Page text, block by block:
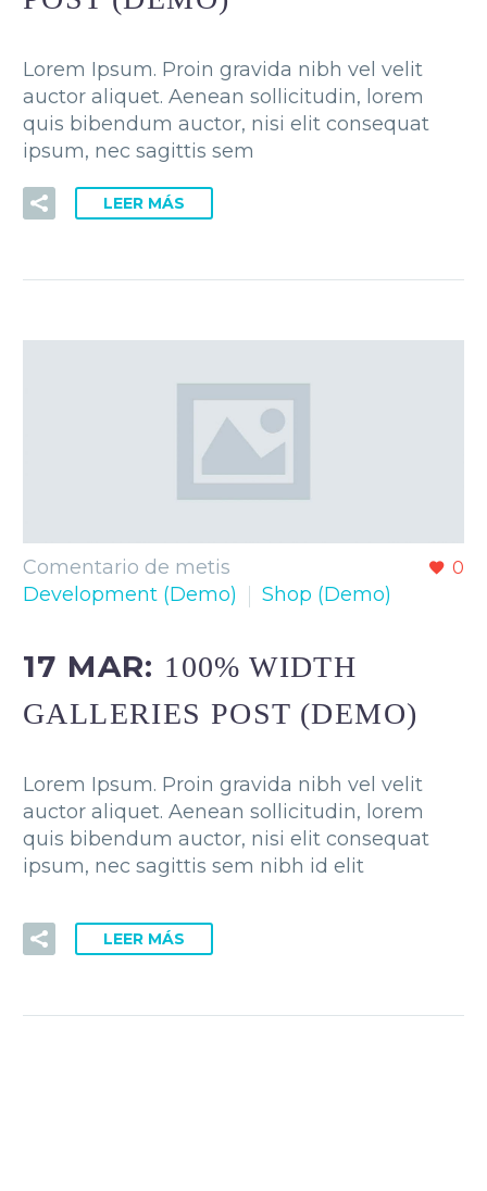
Lorem Ipsum. Proin gravida nibh vel velit
auctor aliquet. Aenean sollicitudin, lorem
quis bibendum auctor, nisi elit consequat
ipsum, nec sagittis sem
LEER MÁS
0
Comentario de metis
Development (Demo)
Shop (Demo)
17 MAR: 100% WIDTH
GALLERIES POST (DEMO)
Lorem Ipsum. Proin gravida nibh vel velit
auctor aliquet. Aenean sollicitudin, lorem
quis bibendum auctor, nisi elit consequat
ipsum, nec sagittis sem nibh id elit
LEER MÁS